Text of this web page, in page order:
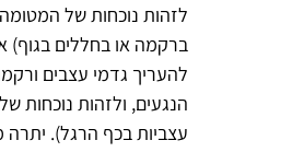
לזהות נוכחות של
ברקמה או בחללים בגוף)
להעריך גדמי עצבים
הנגעים, ולזהות נוכחות
עצביות בכף הרגל).